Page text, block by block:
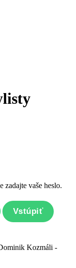
zadajte vaše heslo.
Kozmáli -